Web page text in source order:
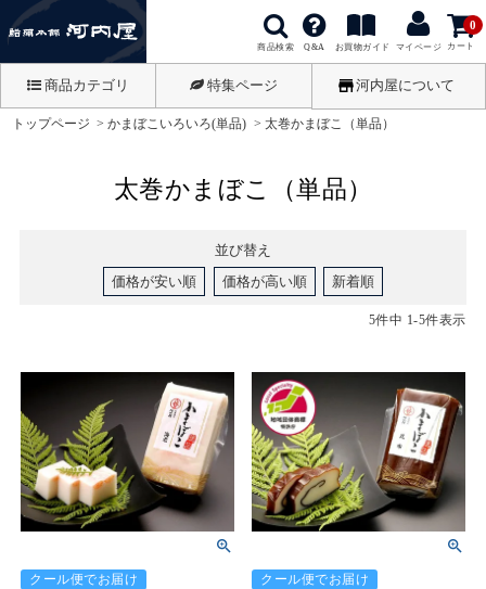
商品検索 Q&A お買物ガイド マイページ カート
0
商品カテゴリ 特集ページ 河内屋について
トップページ かまぼこいろいろ(単品) 太巻かまぼこ（単品）
太巻かまぼこ（単品）
並び替え
価格が安い順
価格が高い順 新着順
5件中 1-5件表示
クール便でお届け クール便でお届け